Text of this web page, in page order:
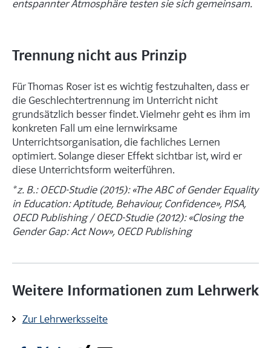
entspannter Atmosphäre testen sie sich gemeinsam.
Trennung nicht aus Prinzip
Für Thomas Roser ist es wichtig festzuhalten, dass er
die Geschlechtertrennung im Unterricht nicht
grundsätzlich besser findet. Vielmehr geht es ihm im
konkreten Fall um eine lernwirksame
Unterrichtsorganisation, die fachliches Lernen
optimiert. Solange dieser Effekt sichtbar ist, wird er
diese Unterrichtsform weiterführen.
* z. B.: OECD-Studie (2015): «The ABC of Gender Equality
in Education: Aptitude, Behaviour, Confidence», PISA,
OECD Publishing / OECD-Studie (2012): «Closing the
Gender Gap: Act Now», OECD Publishing
Weitere Informationen zum Lehrwerk
Zur Lehrwerksseite